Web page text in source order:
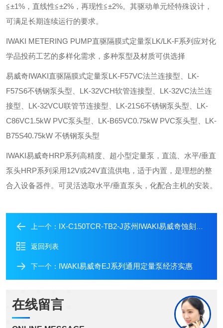
≦±1%，直线性≦±2%，再现性≦±2%。其驱动单元经特殊设计，
可满足长期连续运行的要求。
IWAKI METERING PUMP直驱隔膜式定量泵LK/LK-F系列应对化
学品投药工艺的多样化需求，多种泵型及材质可供选择
易威奇IWAKI直驱隔膜式定量泵LK-F57VC法兰连接型、LK-
F57S6不锈钢泵头型、LK-32VCH软管连接型、LK-32VC法兰连
接型、LK-32VCU联管节连接型、LK-21S6不锈钢泵头型、LK-
C86VC1.5kW PVC泵头型、LK-B65VC0.75kW PVC泵头型、LK-
B75S40.75kW 不锈钢泵头型
IWAKI易威奇HRP系列高精度、超小型定量泵，直流、水平/垂直
泵头HRP系列采用12V或24V直流供电，适于内置，是理想的整
合入设备器件。可灵活选取水平/垂直泵头，化配合主机的安装。
上一个： IX-C150TCR-TB2-J苏州IWAKI易威奇蚀刻液精确投加定量计量泵
返回列表
下一个： IWAKI易威奇EJ系列通用定量泵经济实惠
在线留言